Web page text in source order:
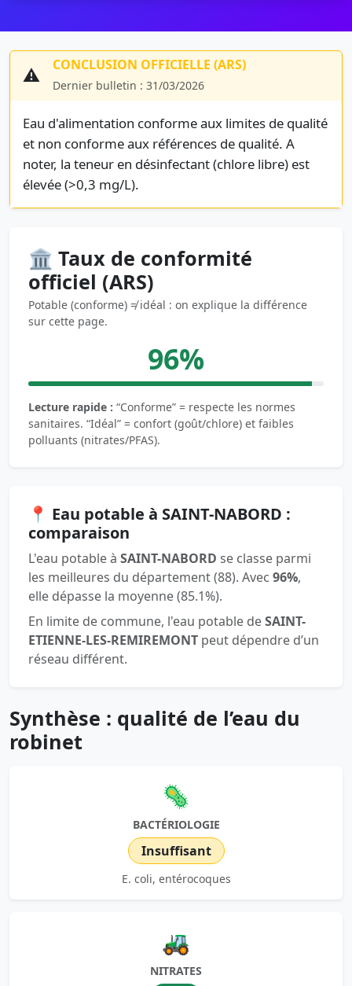
⚠️ CONCLUSION OFFICIELLE (ARS)
Dernier bulletin : 31/03/2026
Eau d'alimentation conforme aux limites de qualité
et non conforme aux références de qualité. A
noter, la teneur en désinfectant (chlore libre) est
élevée (>0,3 mg/L).
🏛️ Taux de conformité
officiel (ARS)
Potable (conforme) ≠ idéal : on explique la différence
sur cette page.
96%
Lecture rapide : “Conforme” = respecte les normes
sanitaires. “Idéal” = confort (goût/chlore) et faibles
polluants (nitrates/PFAS).
📍 Eau potable à SAINT-NABORD :
comparaison
L'eau potable à SAINT-NABORD se classe parmi
les meilleures du département (88). Avec 96%,
elle dépasse la moyenne (85.1%).
En limite de commune, l'eau potable deSAINT-
ETIENNE-LES-REMIREMONT peut dépendre d’un
réseau différent.
Synthèse : qualité de l’eau du
robinet
🦠
BACTÉRIOLOGIE
Insuffisant
E. coli, entérocoques
🚜
NITRATES